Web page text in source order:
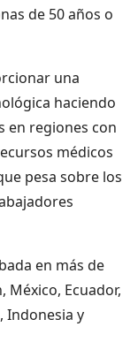
de 50 años o
una
haciendo
en regiones con
médicos
pesa sobre los
en más de
México, Ecuador,
Indonesia y